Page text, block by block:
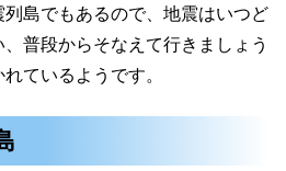
島でもあるので、地震はいつど
普段からそなえて行きましょう
ているようです。